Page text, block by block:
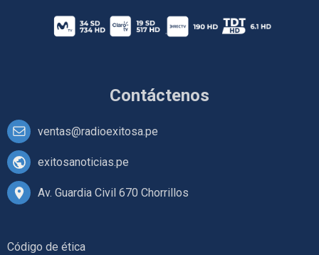
Contáctenos
ventas@radioexitosa.pe
exitosanoticias.pe
Av. Guardia Civil 670 Chorrillos
Código de ética